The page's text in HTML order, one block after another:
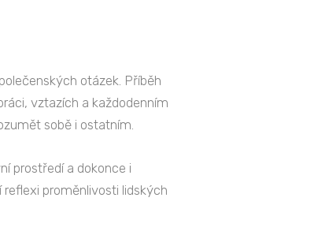
otázek. Příběh
vztazích a každodenním
sobě i ostatním.
prostředí a dokonce i
proměnlivosti lidských